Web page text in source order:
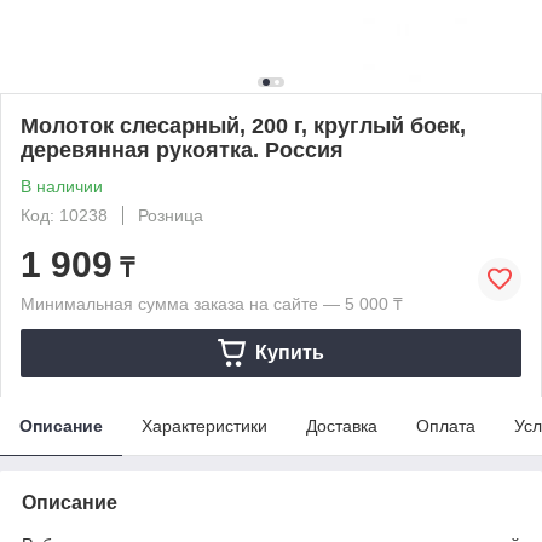
Молоток слесарный, 200 г, круглый боек,
деревянная рукоятка. Россия
В наличии
Код: 10238
Розница
1 909 ₸
Минимальная сумма заказа на сайте — 5 000 ₸
Купить
Описание Характеристики Доставка Оплата
Описание